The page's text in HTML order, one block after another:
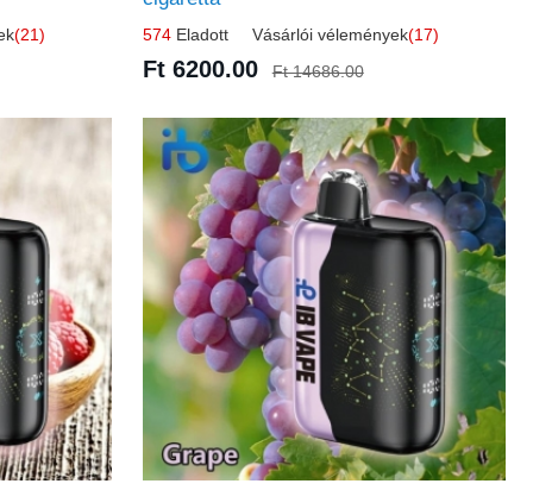
(21) 574Eladott Vásárlói vélemények(17)
Ft 6200.00 Ft 14686.00